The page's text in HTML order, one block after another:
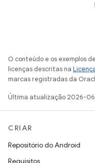
O conteúdo e os exemplos
licenças descritas na
marcas registradas da
Última atualização 2026-
CRIAR
Repositório do Android
Requisitos